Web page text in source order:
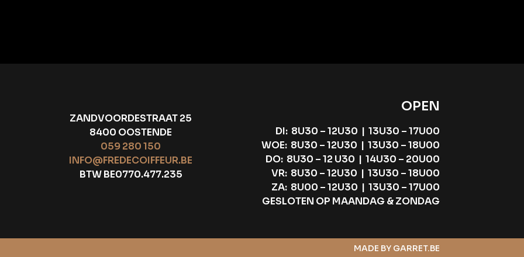
ZANDVOORDESTRAAT 25
8400 OOSTENDE
059 280 150
INFO@FREDECOIFFEUR.BE
BTW BE0770.477.235
OPEN
DI: 8U30 – 12U30 | 13U30 – 17U00
WOE: 8U30 – 12U30 | 13U30 – 18U00
DO: 8U30 – 12 U30 | 14U30 – 20U00
VR: 8U30 – 12U30 | 13U30 – 18U00
ZA: 8U00 – 12U30 | 13U30 – 17U00
GESLOTEN OP MAANDAG & ZONDAG
MADE BY GARRET.BE